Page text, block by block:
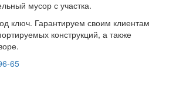
мусор с участка.
ключ. Гарантируем своим клиентам
конструкций, а также
65